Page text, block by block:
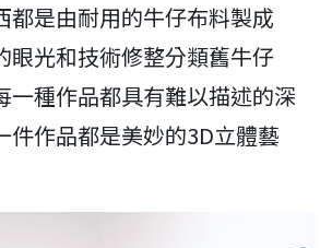
都是由耐用的牛仔布料製成
眼光和技術修整分類舊牛仔
一種作品都具有難以描述的深
件作品都是美妙的3D立體藝